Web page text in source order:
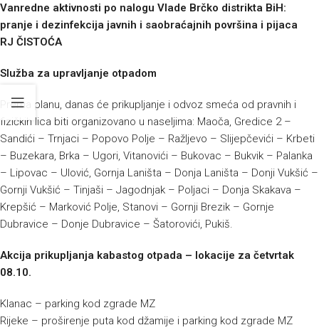
Vanredne aktivnosti po nalogu Vlade Brčko distrikta BiH:
pranje i dezinfekcija javnih i saobraćajnih površina i pijaca
RJ ČISTOĆA
Služba za upravljanje otpadom
Prema planu, danas će prikupljanje i odvoz smeća od pravnih i
fizičkih lica biti organizovano u naseljima: Maoča, Gredice 2 –
Sandići – Trnjaci – Popovo Polje – Ražljevo – Slijepčevići – Krbeti
– Buzekara, Brka – Ugori, Vitanovići – Bukovac – Bukvik – Palanka
– Lipovac – Ulović, Gornja Laništa – Donja Laništa – Donji Vukšić –
Gornji Vukšić – Tinjaši – Jagodnjak – Poljaci – Donja Skakava –
Krepšić – Marković Polje, Stanovi – Gornji Brezik – Gornje
Dubravice – Donje Dubravice – Šatorovići, Pukiš.
Akcija prikupljanja kabastog otpada – lokacije za četvrtak
08.10.
Klanac – parking kod zgrade MZ
Rijeke – proširenje puta kod džamije i parking kod zgrade MZ